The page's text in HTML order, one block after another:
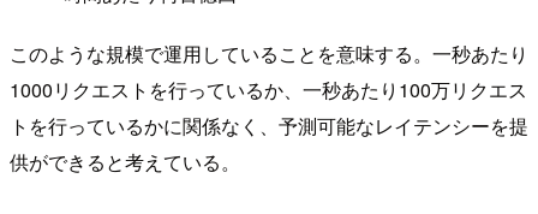
このような規模で運用していることを意味する。一秒あたり
1000リクエストを行っているか、一秒あたり100万リクエス
トを行っているかに関係なく、予測可能なレイテンシーを提
供ができると考えている。